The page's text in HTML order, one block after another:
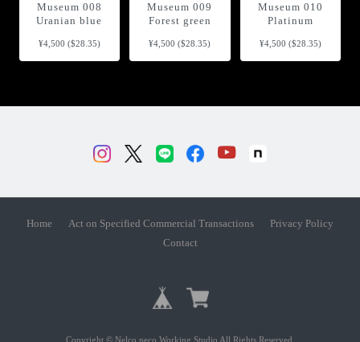
Museum 008
Uranian blue
¥4,500 ($28.35)
Museum 009
Forest green
¥4,500 ($28.35)
Museum 010
Platinum
¥4,500 ($28.35)
Home Act on Specified Commercial Transactions
Privacy Policy
Contact
Copyright © Nelco neco Working Studio All Rights Reserved.